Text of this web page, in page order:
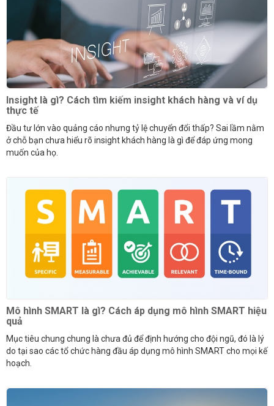
Insight là gì? Cách tìm kiếm insight khách hàng và ví dụ
thực tế
Đầu tư lớn vào quảng cáo nhưng tỷ lệ chuyển đổi thấp? Sai lầm nằm
ở chỗ bạn chưa hiểu rõ insight khách hàng là gì để đáp ứng mong
muốn của họ.
Mô hình SMART là gì? Cách áp dụng mô hình SMART hiệu
quả
Mục tiêu chung chung là chưa đủ để định hướng cho đội ngũ, đó là lý
do tại sao các tổ chức hàng đầu áp dụng mô hình SMART cho mọi kế
hoạch.